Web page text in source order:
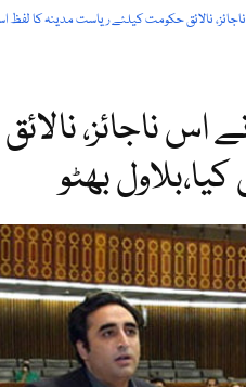
نالائق حکومت کیلئے ریاست مدینہ کا لفظ
اس ناجائز،
بھٹو